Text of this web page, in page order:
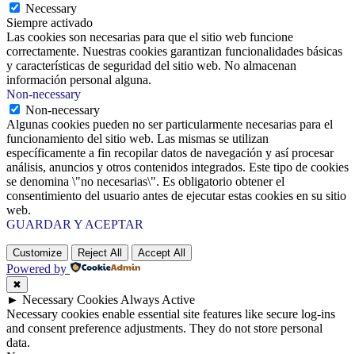
Necessary
Siempre activado
Las cookies son necesarias para que el sitio web funcione
correctamente. Nuestras cookies garantizan funcionalidades básicas
y características de seguridad del sitio web. No almacenan
información personal alguna.
Non-necessary
Non-necessary
Algunas cookies pueden no ser particularmente necesarias para el
funcionamiento del sitio web. Las mismas se utilizan
específicamente a fin recopilar datos de navegación y así procesar
análisis, anuncios y otros contenidos integrados. Este tipo de cookies
se denomina \"no necesarias\". Es obligatorio obtener el
consentimiento del usuario antes de ejecutar estas cookies en su sitio
web.
GUARDAR Y ACEPTAR
Customize Reject All Accept All
Powered by
✖
► Necessary Cookies Always Active
Necessary cookies enable essential site features like secure log-ins
and consent preference adjustments. They do not store personal
data.